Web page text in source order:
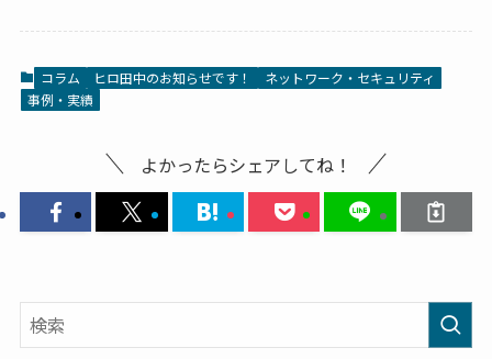
コラム ヒロ田中のお知らせです！
ネットワーク・セキュリティ
事例・実績
よかったらシェアしてね！